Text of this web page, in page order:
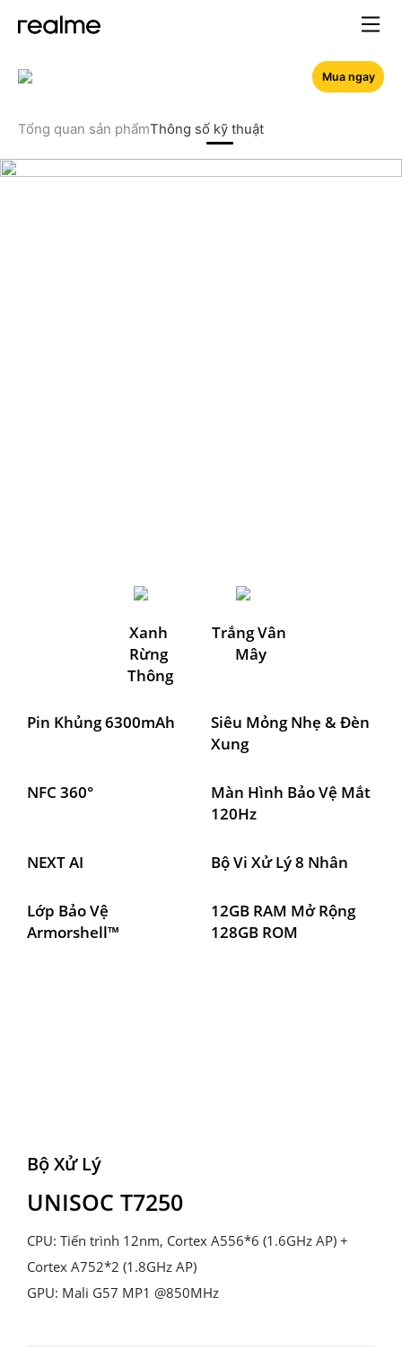
Tổng quan sản phẩmThông số kỹ thuật
Mua ngay
Pin Khủng 6300mAh
Siêu Mỏng Nhẹ & Đèn
Xung
NFC 360°
Màn Hình Bảo Vệ Mắt
120Hz
NEXT AI Bộ Vi Xử Lý 8 Nhân
Lớp Bảo Vệ
Armorshell™
12GB RAM Mở Rộng
128GB ROM
Xanh
Rừng
Thông
Trắng Vân
Mây
Bộ Xử Lý
UNISOC T7250
CPU: Tiến trình 12nm, Cortex A556*6 (1.6GHz AP) +
Cortex A752*2 (1.8GHz AP)
GPU: Mali G57 MP1 @850MHz